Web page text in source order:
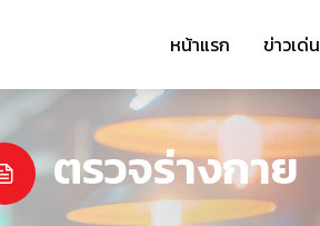
หน้าแรก ข่าวเด่น
ตรวจร่างกาย